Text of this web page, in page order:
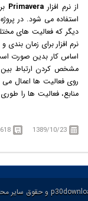
از نرم افزار Primavera
استفاده می شود. در
دیگر که فعالیت های
نرم افزار برای زمان بندی
اساس کار بدین صورت است
مشخص کردن ارتباط بین
روی فعالیت ها اعمال می
منابع، فعالیت ها را
هزینه پروژه را نیز
که تک تک فعالیت ها در
این نرم افزار در رشته
1389/10/23 618 مگابایت